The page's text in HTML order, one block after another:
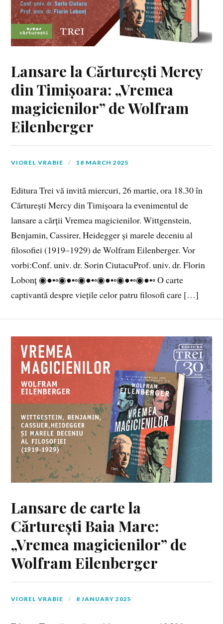
Lansare la Cărturești Mercy
din Timișoara: „Vremea
magicienilor” de Wolfram
Eilenberger
VIOREL VRABIE 18 MARCH 2025
Editura Trei vă invită miercuri, 26 martie, ora 18.30 în
Cărturești Mercy din Timișoara la evenimentul de
lansare a cărții Vremea magicienilor. Wittgenstein,
Benjamin, Cassirer, Heidegger și marele deceniu al
filosofiei (1919–1929) de Wolfram Eilenberger. Vor
vorbi:Conf. univ. dr. Sorin CiutacuProf. univ. dr. Florin
Lobonț ◉●•◦◉●•◦◉●•◦◉●•◦◉●•◦◉●•◦ O carte
captivantă despre viețile celor patru filosofi care […]
Lansare de carte la
Cărturești Baia Mare:
„Vremea magicienilor” de
Wolfram Eilenberger
VIOREL VRABIE 8 JANUARY 2025